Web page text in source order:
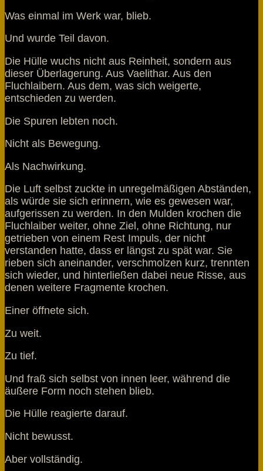
Was einmal im Werk war, blieb.
Und wurde Teil davon.
Die Hülle wuchs nicht aus Reinheit, sondern aus
dieser Überlagerung. Aus Vaelithar. Aus den
Fluchlaibern. Aus dem, was sich weigerte,
entschieden zu werden.
Die Spuren lebten noch.
Nicht als Bewegung.
Als Nachwirkung.
Die Luft selbst zuckte in unregelmäßigen Abständen,
als würde sie sich erinnern, wie es gewesen war,
aufgerissen zu werden. In den Mulden krochen die
Fluchlaiber weiter, ohne Ziel, ohne Richtung, nur
getrieben von einem Rest Impuls, der nicht
verstanden hatte, dass er längst zu spät war. Sie
rieben sich aneinander, verschmolzen kurz, trennten
sich wieder, und hinterließen dabei neue Risse, aus
denen weitere Fragmente krochen.
Einer öffnete sich.
Zu weit.
Zu tief.
Und fraß sich selbst von innen leer, während die
äußere Form noch stehen blieb.
Die Hülle reagierte darauf.
Nicht bewusst.
Aber vollständig.